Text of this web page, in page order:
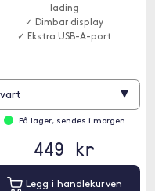
lading
✓ Dimbar display
✓ Ekstra USB-A-port
▾
På lager, sendes i morgen
449 kr
Legg i handlekurven